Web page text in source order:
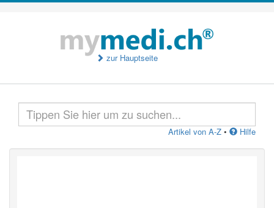
zur Hauptseite
Artikel von A-Z • Hilfe